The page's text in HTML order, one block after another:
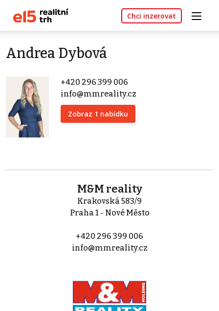
Chci inzerovat
Andrea Dybová
+420 296 399 006
info@mmreality.cz
Zobraz 1 nabídku
M&M reality
Krakovská 583/9
Praha 1 - Nové Město
+420 296 399 006
info@mmreality.cz